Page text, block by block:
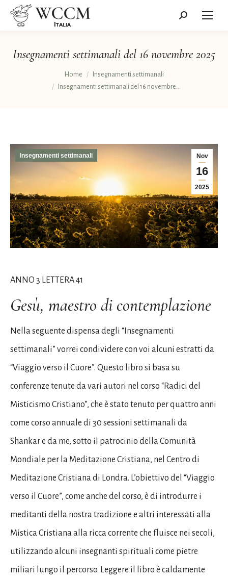
Cerca:
Insegnamenti settimanali del 16 novembre 2025
Home
Insegnamenti settimanali
Insegnamenti settimanali del 16 novembre…
Nov
16
2025
Insegnamenti settimanali
ANNO 3 LETTERA 41
Gesù, maestro di contemplazione
Nella seguente dispensa degli “Insegnamenti
settimanali” vorrei condividere con voi alcuni estratti da
“Viaggio verso il Cuore”. Questo libro si basa su
conferenze tenute da vari autori nel corso “Radici del
Misticismo Cristiano”, che è stato tenuto per quattro anni
come corso annuale di 30 sessioni settimanali da
Shankar e da me, sotto il patrocinio della Comunità
Mondiale per la Meditazione Cristiana, nel Centro di
Meditazione Cristiana di Londra. L’obiettivo del “Viaggio
verso il Cuore”, come anche del corso, è di introdurre i
meditanti della nostra tradizione e altri interessati alla
Mistica Cristiana alla ricca corrente che fluisce nei secoli,
utilizzando alcuni insegnanti spirituali come pietre
miliari lungo il percorso. Leggere il libro è caldamente